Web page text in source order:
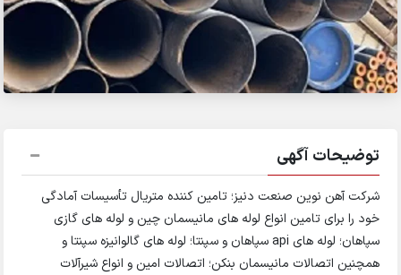
توضیحات آگهی
شرکت آهن نوین صنعت دنیز؛ تامین کننده متریال تأسیسات آمادگی
خود را برای تامین انواع لوله های مانیسمان چین و لوله های گازی
سپاهان؛ لوله های api سپاهان و سپنتا؛ لوله های گالوانیزه سپنتا و
همچنین اتصالات مانیسمان بنکن؛ اتصالات امین و انواع شیرآلات